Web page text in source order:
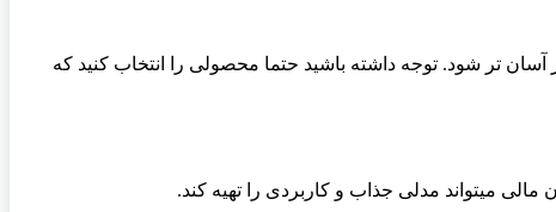
تر شود. توجه داشته باشید حتما محصولی را انتخاب کنید که
میتواند مدلی جذاب و کاربردی را تهیه کند.